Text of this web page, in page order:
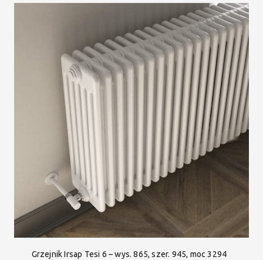
Grzejnik Irsap Tesi 6 – wys. 865, szer. 945, moc 3294